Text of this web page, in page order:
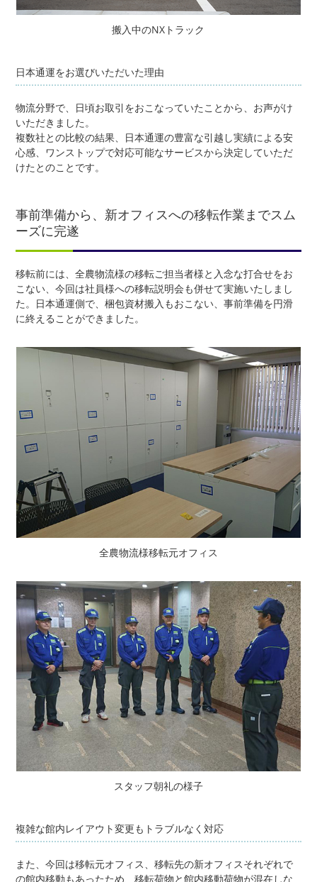
搬入中のNXトラック
日本通運をお選びいただいた理由
物流分野で、日頃お取引をおこなっていたことから、お声がけ
いただきました。
複数社との比較の結果、日本通運の豊富な引越し実績による安
心感、ワンストップで対応可能なサービスから決定していただ
けたとのことです。
事前準備から、新オフィスへの移転作業までスム
ーズに完遂
移転前には、全農物流様の移転ご担当者様と入念な打合せをお
こない、今回は社員様への移転説明会も併せて実施いたしまし
た。日本通運側で、梱包資材搬入もおこない、事前準備を円滑
に終えることができました。
全農物流様移転元オフィス
スタッフ朝礼の様子
複雑な館内レイアウト変更もトラブルなく対応
また、今回は移転元オフィス、移転先の新オフィスそれぞれで
の館内移動もあったため、移転荷物と館内移動荷物が混在しな